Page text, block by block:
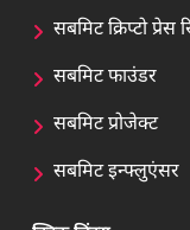
सबमिट क्रिप्टो प्रेस
सबमिट फाउंडर
सबमिट प्रोजेक्ट
सबमिट इन्फ्लुएंसर